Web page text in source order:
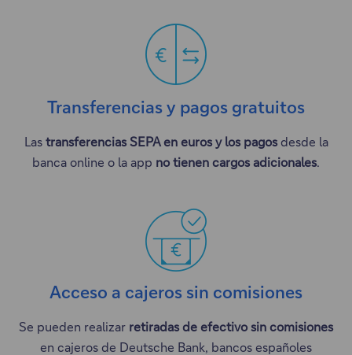
Transferencias y pagos gratuitos
Lastransferencias SEPA en euros y los pagosdesde la
banca online o la app no tienen cargos adicionales.
Acceso a cajeros sin comisiones
Se pueden realizar retiradas de efectivo sin comisiones
en cajeros de Deutsche Bank, bancos españoles